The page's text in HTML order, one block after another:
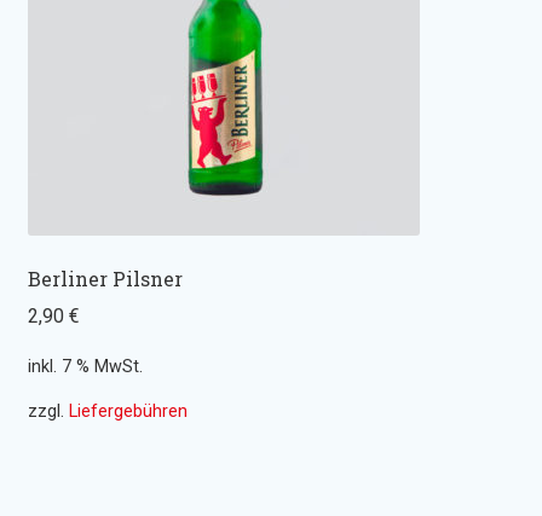
Salate
Berliner Pilsner
2,90 €
inkl. 7 % MwSt.
zzgl. Liefergebühren